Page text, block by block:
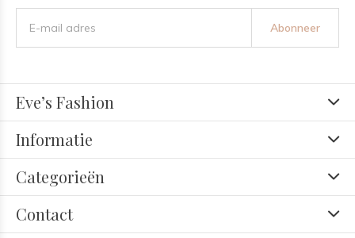
Abonneer
Eve’s Fashion
Informatie
Categorieën
Contact